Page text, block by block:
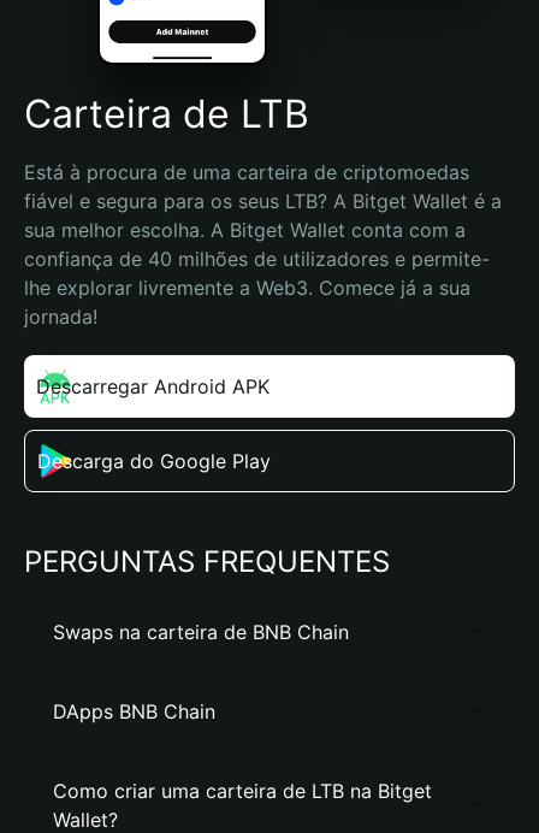
Português (Brasil)
Español (Argentina)
Carteira de LTB
Está à procura de uma carteira de criptomoedas
fiável e segura para os seus LTB? A Bitget Wallet é a
sua melhor escolha. A Bitget Wallet conta com a
confiança de 40 milhões de utilizadores e permite-
lhe explorar livremente a Web3. Comece já a sua
jornada!
Descarregar Android APK
Descarga do Google Play
PERGUNTAS FREQUENTES
Swaps na carteira de BNB Chain
DApps BNB Chain
Como criar uma carteira de LTB na Bitget
Wallet?